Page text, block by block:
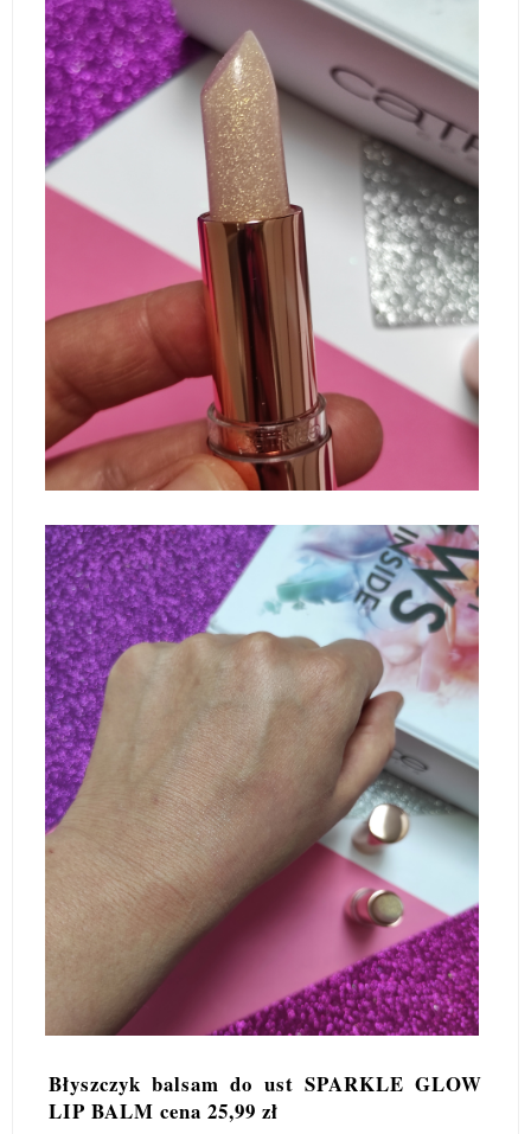
Błyszczyk balsam do ust SPARKLE GLOW
LIP BALM cena 25,99 zł